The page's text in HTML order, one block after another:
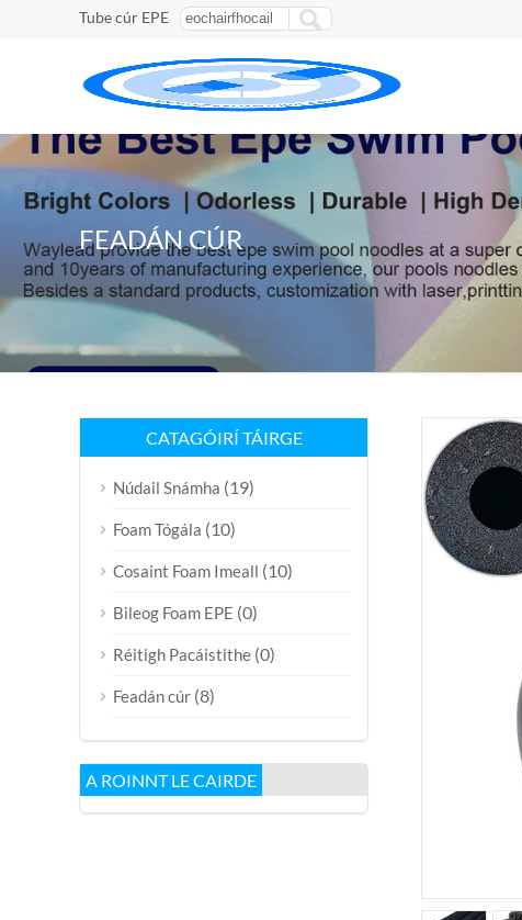
Tube cúr EPE
FEADÁN CÚR
CATAGÓIRÍ TÁIRGE
Núdail Snámha (19)
Foam Tógála (10)
Cosaint Foam Imeall (10)
Bileog Foam EPE (0)
Réitigh Pacáistithe (0)
Feadán cúr (8)
A ROINNT LE CAIRDE